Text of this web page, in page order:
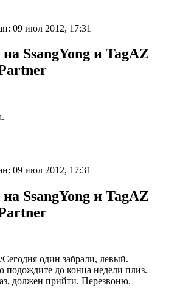
09 июл 2012, 17:31
SsangYong и TagAZ
09 июл 2012, 17:31
SsangYong и TagAZ
Сегодня один забрали, левый.
подождите до конца недели плиз.
должен прийти. Перезвоню.